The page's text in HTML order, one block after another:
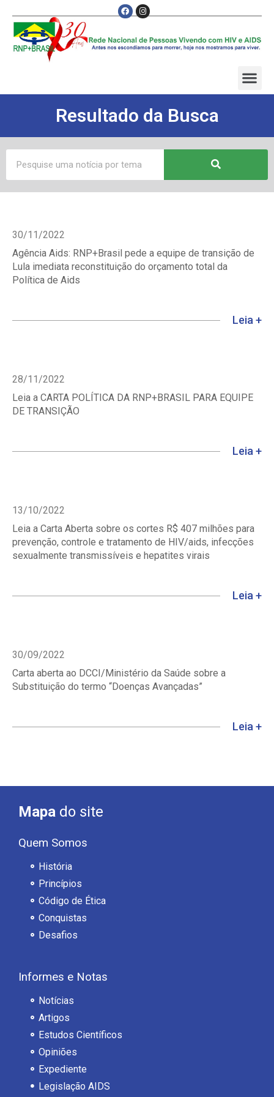
Resultado da Busca
30/11/2022
Agência Aids: RNP+Brasil pede a equipe de transição de
Lula imediata reconstituição do orçamento total da
Política de Aids
Leia +
28/11/2022
Leia a CARTA POLÍTICA DA RNP+BRASIL PARA EQUIPE
DE TRANSIÇÃO
Leia +
13/10/2022
Leia a Carta Aberta sobre os cortes R$ 407 milhões para
prevenção, controle e tratamento de HIV/aids, infecções
sexualmente transmissíveis e hepatites virais
Leia +
30/09/2022
Carta aberta ao DCCI/Ministério da Saúde sobre a
Substituição do termo “Doenças Avançadas”
Leia +
Mapa do site
Quem Somos
História
Princípios
Código de Ética
Conquistas
Desafios
Informes e Notas
Notícias
Artigos
Estudos Científicos
Opiniões
Expediente
Legislação AIDS